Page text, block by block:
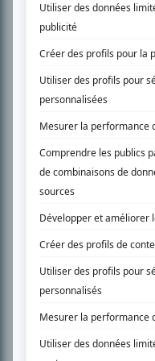
SUR LE RÉSEAU BIZZ MÉDIA
PLAN DU SITE
Accueil
Liste des oeuvres
Liste des comédiens
Recherche avancée
À propos
Nous contacter
Termes et conditions